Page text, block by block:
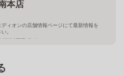
本店
ィオンの店舗情報ページにて最新情報を
。
川崎3丁目17-8